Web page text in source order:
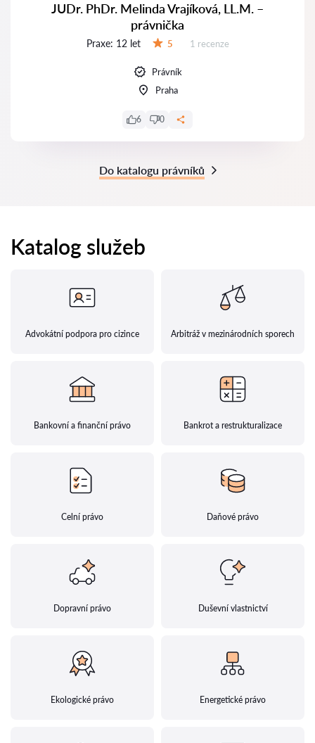
JUDr. PhDr. Melinda Vrajíková, LL.M. –
právnička
Praxe: 12 let 5 Recenzí:
1 recenze
Právník
Praha
6 0
Do katalogu právníků
Katalog služeb
Advokátní podpora pro cizince Arbitráž v mezinárodních sporech
Bankovní a finanční právo Bankrot a restrukturalizace
Celní právo Daňové právo
Dopravní právo Duševní vlastnictví
Ekologické právo Energetické právo